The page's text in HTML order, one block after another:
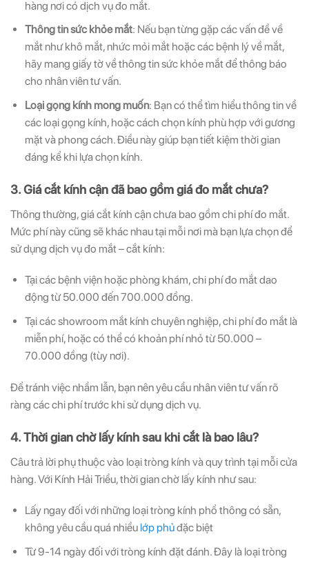
hàng nơi có dịch vụ đo mắt.
Thông tin sức khỏe mắt: Nếu bạn từng gặp các vấn đề về
mắt như khô mắt, nhức mỏi mắt hoặc các bệnh lý về mắt,
hãy mang giấy tờ về thông tin sức khỏe mắt để thông báo
cho nhân viên tư vấn.
Loại gọng kính mong muốn: Bạn có thể tìm hiểu thông tin về
các loại gọng kính, hoặc cách chọn kính phù hợp với gương
mặt và phong cách. Điều này giúp bạn tiết kiệm thời gian
đáng kể khi lựa chọn kính.
3. Giá cắt kính cận đã bao gồm giá đo mắt chưa?
Thông thường, giá cắt kính cận chưa bao gồm chi phí đo mắt.
Mức phí này cũng sẽ khác nhau tại mỗi nơi mà bạn lựa chọn để
sử dụng dịch vụ đo mắt – cắt kính:
Tại các bệnh viện hoặc phòng khám, chi phí đo mắt dao
động từ 50.000 đến 700.000 đồng.
Tại các showroom mắt kính chuyên nghiệp, chi phí đo mắt là
miễn phí, hoặc có thể có khoản phí nhỏ từ 50.000 –
70.000 đồng (tùy nơi).
Để tránh việc nhầm lẫn, bạn nên yêu cầu nhân viên tư vấn rõ
ràng các chi phí trước khi sử dụng dịch vụ.
4. Thời gian chờ lấy kính sau khi cắt là bao lâu?
Câu trả lời phụ thuộc vào loại tròng kính và quy trình tại mỗi cửa
hàng. Với Kính Hải Triều, thời gian chờ lấy kính như sau:
Lấy ngay đối với những loại tròng kính phổ thông có sẵn,
không yêu cầu quá nhiều lớp phủđặc biệt
Từ 9-14 ngày đối với tròng kính đặt đánh. Đây là loại tròng